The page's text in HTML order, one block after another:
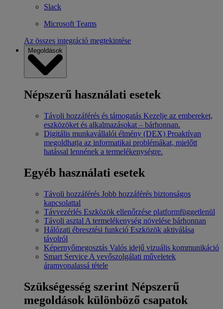
Slack
Microsoft Teams
Az összes integráció megtekintése
Megoldások
Népszerű használati esetek
Távoli hozzáférés és támogatás Kezelje az embereket,
eszközöket és alkalmazásokat – bárhonnan.
Digitális munkavállalói élmény (DEX) Proaktívan
megoldhatja az informatikai problémákat, mielőtt
hatással lennének a termelékenységre.
Egyéb használati esetek
Távoli hozzáférés Jobb hozzáférés biztonságos
kapcsolattal
Távvezérlés Eszközök ellenőrzése platformfüggetlenül
Távoli asztal A termelékenység növelése bárhonnan
Hálózati ébresztési funkció Eszközök aktiválása
távolról
Képernyőmegosztás Valós idejű vizuális kommunikáció
Smart Service A vevőszolgálati műveletek
áramvonalassá tétele
Szükségesség szerint Népszerű
megoldások különböző csapatok